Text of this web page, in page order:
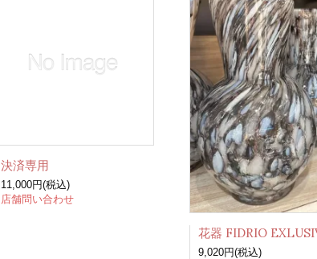
決済専用
11,000円(税込)
店舗問い合わせ
9,020円(税込)